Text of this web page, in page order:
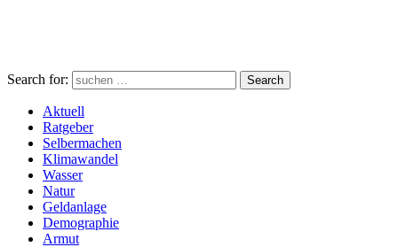
Search for: Search
Aktuell
Ratgeber
Selbermachen
Klimawandel
Wasser
Natur
Geldanlage
Demographie
Armut